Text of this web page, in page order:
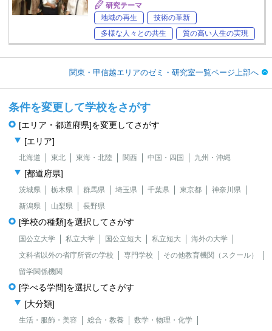
研究テーマ
地域の再生
技術の革新
多様な人々との共生
質の高い人生の実現
関東・甲信越エリアのゼミ・研究室一覧ページ上部へ
条件を変更して学校をさがす
[エリア・都道府県]を変更してさがす
[エリア]
北海道 東北 東海・北陸 関西 中国・四国 九州・沖縄
[都道府県]
茨城県 栃木県 群馬県 埼玉県 千葉県 東京都
神奈川県
新潟県
山梨県 長野県
[学校の種類]を選択してさがす
国公立大学 私立大学 国公立短大 私立短大
海外の大学
文科省以外の省庁所管の学校
専門学校
その他教育機関（スクール）
留学関係機関
[学べる学問]を選択してさがす
[大分類]
生活・服飾・美容 総合・教養
数学・物理・化学